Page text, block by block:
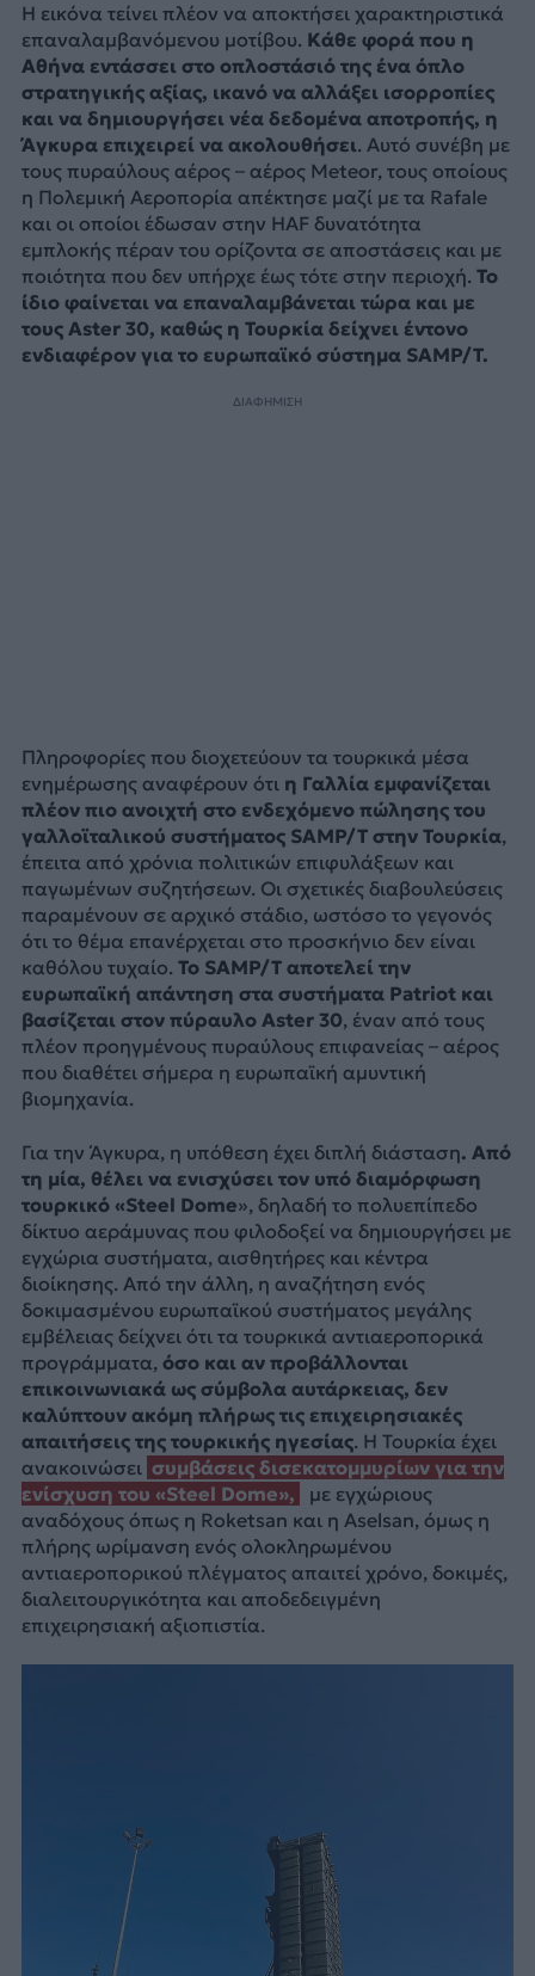
Η εικόνα τείνει πλέον να αποκτήσει χαρακτηριστικά
επαναλαμβανόμενου μοτίβου. Κάθε φορά που η
Αθήνα εντάσσει στο οπλοστάσιό της ένα όπλο
στρατηγικής αξίας, ικανό να αλλάξει ισορροπίες
και να δημιουργήσει νέα δεδομένα αποτροπής, η
Άγκυρα επιχειρεί να ακολουθήσει. Αυτό συνέβη με
τους πυραύλους αέρος – αέρος Meteor, τους οποίους
η Πολεμική Αεροπορία απέκτησε μαζί με τα Rafale
και οι οποίοι έδωσαν στην HAF δυνατότητα
εμπλοκής πέραν του ορίζοντα σε αποστάσεις και με
ποιότητα που δεν υπήρχε έως τότε στην περιοχή. Το
ίδιο φαίνεται να επαναλαμβάνεται τώρα και με
τους Aster 30, καθώς η Τουρκία δείχνει έντονο
ενδιαφέρον για το ευρωπαϊκό σύστημα SAMP/T.
ΔΙΑΦΗΜΙΣΗ
Πληροφορίες που διοχετεύουν τα τουρκικά μέσα
ενημέρωσης αναφέρουν ότι η Γαλλία εμφανίζεται
πλέον πιο ανοιχτή στο ενδεχόμενο πώλησης του
γαλλοϊταλικού συστήματος SAMP/T στην Τουρκία,
έπειτα από χρόνια πολιτικών επιφυλάξεων και
παγωμένων συζητήσεων. Οι σχετικές διαβουλεύσεις
παραμένουν σε αρχικό στάδιο, ωστόσο το γεγονός
ότι το θέμα επανέρχεται στο προσκήνιο δεν είναι
καθόλου τυχαίο. Το SAMP/T αποτελεί την
ευρωπαϊκή απάντηση στα συστήματα Patriot και
βασίζεται στον πύραυλο Aster 30, έναν από τους
πλέον προηγμένους πυραύλους επιφανείας – αέρος
που διαθέτει σήμερα η ευρωπαϊκή αμυντική
βιομηχανία.
Για την Άγκυρα, η υπόθεση έχει διπλή διάσταση. Από
τη μία, θέλει να ενισχύσει τον υπό διαμόρφωση
τουρκικό «Steel Dome», δηλαδή το πολυεπίπεδο
δίκτυο αεράμυνας που φιλοδοξεί να δημιουργήσει με
εγχώρια συστήματα, αισθητήρες και κέντρα
διοίκησης. Από την άλλη, η αναζήτηση ενός
δοκιμασμένου ευρωπαϊκού συστήματος μεγάλης
εμβέλειας δείχνει ότι τα τουρκικά αντιαεροπορικά
προγράμματα, όσο και αν προβάλλονται
επικοινωνιακά ως σύμβολα αυτάρκειας, δεν
καλύπτουν ακόμη πλήρως τις επιχειρησιακές
απαιτήσεις της τουρκικής ηγεσίας. Η Τουρκία έχει
ανακοινώσει συμβάσεις δισεκατομμυρίων για την
ενίσχυση του «Steel Dome»,
με εγχώριους
αναδόχους όπως η Roketsan και η Aselsan, όμως η
πλήρης ωρίμανση ενός ολοκληρωμένου
αντιαεροπορικού πλέγματος απαιτεί χρόνο, δοκιμές,
διαλειτουργικότητα και αποδεδειγμένη
επιχειρησιακή αξιοπιστία.